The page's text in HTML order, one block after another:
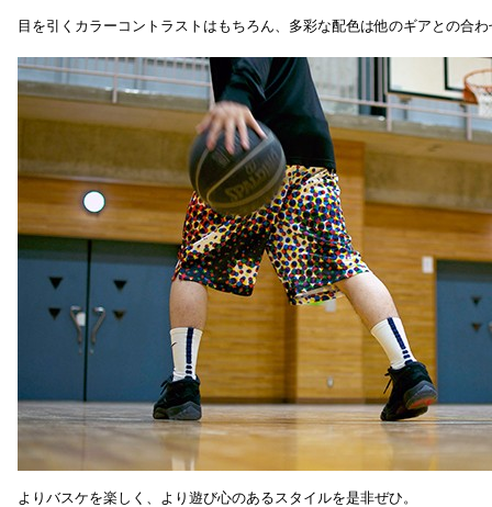
目を引くカラーコントラストはもちろん、多彩な配色は他のギアとの合
よりバスケを楽しく、より遊び心のあるスタイルを是非ぜひ。